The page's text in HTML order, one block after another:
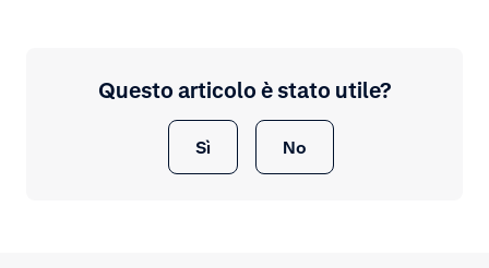
Questo articolo è stato utile?
Sì No